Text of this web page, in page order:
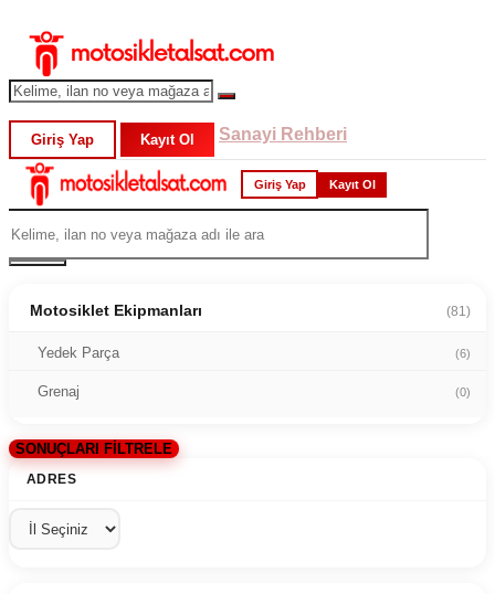
Giriş Yap Kayıt Ol Sanayi Rehberi
Giriş Yap Kayıt Ol
Motosiklet Ekipmanları (81)
Yedek Parça (6)
Grenaj (0)
SONUÇLARI FİLTRELE
ADRES